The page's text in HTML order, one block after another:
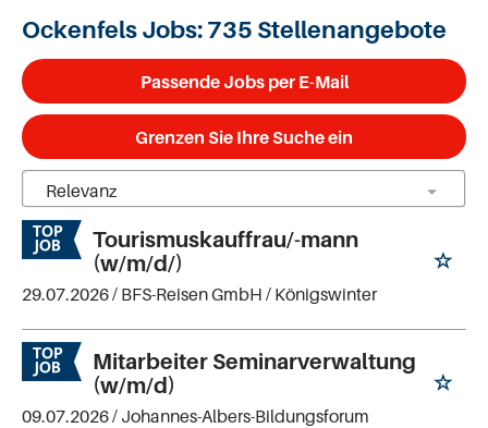
Ockenfels Jobs:735 Stellenangebote
Passende Jobs per E-Mail
Grenzen Sie Ihre Suche ein
Tourismuskauffrau/-mann
(w/m/d/)
29.07.2026 / BFS-Reisen GmbH / Königswinter
Mitarbeiter Seminarverwaltung
(w/m/d)
09.07.2026 / Johannes-Albers-Bildungsforum